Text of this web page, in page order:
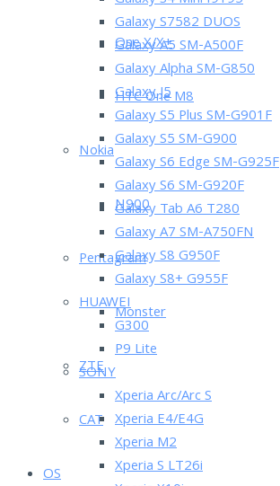
One X/X+
HTC One M8
Nokia
N900
Pentagram
Monster
ZTE
CAT
OS
Galaxy S7582 DUOS
Galaxy A5 SM-A500F
Galaxy Alpha SM-G850
Galaxy J5
Galaxy S5 Plus SM-G901F
Galaxy S5 SM-G900
Galaxy S6 Edge SM-G925F
Galaxy S6 SM-G920F
Galaxy Tab A6 T280
Galaxy A7 SM-A750FN
Galaxy S8 G950F
Galaxy S8+ G955F
HUAWEI
G300
P9 Lite
SONY
Xperia Arc/Arc S
Xperia E4/E4G
Xperia M2
Xperia S LT26i